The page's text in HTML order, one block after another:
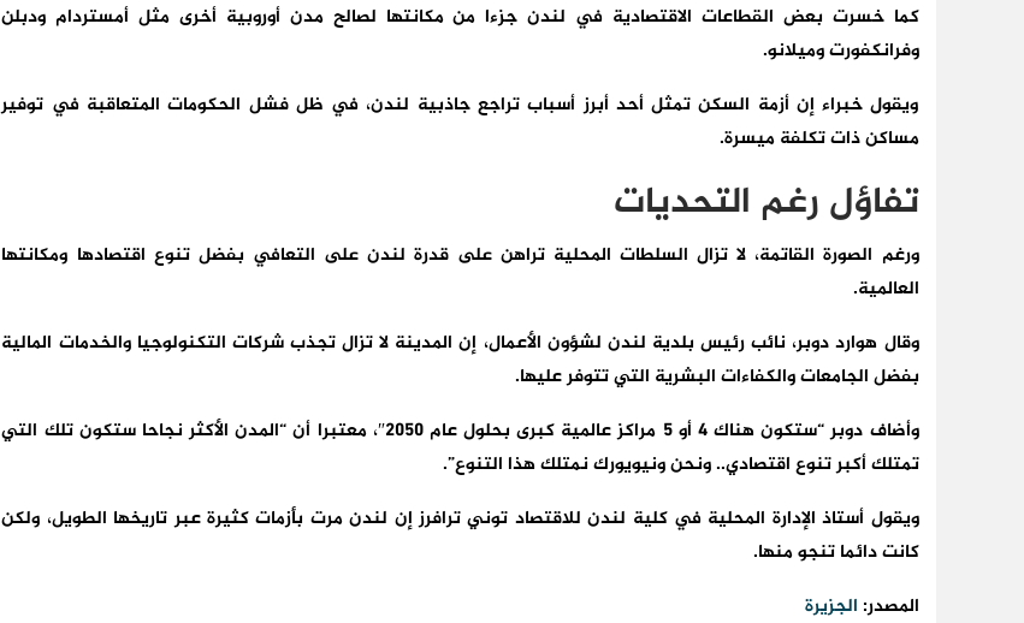
كما خسرت بعض القطاعات الاقتصادية في لندن جزءا من مكانتها لصالح مدن أوروبية أخرى مثل أمستردام ودبلن
وفرانكفورت وميلانو.
ويقول خبراء إن أزمة السكن تمثل أحد أبرز أسباب تراجع جاذبية لندن، في ظل فشل الحكومات المتعاقبة في توفير
مساكن ذات تكلفة ميسرة.
تفاؤل رغم التحديات
ورغم الصورة القاتمة، لا تزال السلطات المحلية تراهن على قدرة لندن على التعافي بفضل تنوع اقتصادها ومكانتها
العالمية.
وقال هوارد دوبر، نائب رئيس بلدية لندن لشؤون الأعمال، إن المدينة لا تزال تجذب شركات التكنولوجيا والخدمات المالية
بفضل الجامعات والكفاءات البشرية التي تتوفر عليها.
وأضاف دوبر “ستكون هناك 4 أو 5 مراكز عالمية كبرى بحلول عام 2050″، معتبرا أن “المدن الأكثر نجاحا ستكون تلك التي
تمتلك أكبر تنوع اقتصادي.. ونحن ونيويورك نمتلك هذا التنوع”.
ويقول أستاذ الإدارة المحلية في كلية لندن للاقتصاد توني ترافرز إن لندن مرت بأزمات كثيرة عبر تاريخها الطويل، ولكن
كانت دائما تنجو منها.
المصدر: الجزيرة